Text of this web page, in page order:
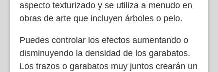
aspecto texturizado y se utiliza a menudo en
obras de arte que incluyen árboles o pelo.
Puedes controlar los efectos aumentando o
disminuyendo la densidad de los garabatos.
Los trazos o garabatos muy juntos crearán un